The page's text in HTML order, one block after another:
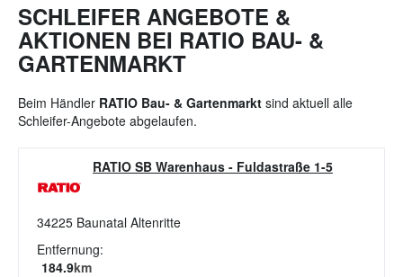
SCHLEIFER ANGEBOTE &
AKTIONEN BEI RATIO BAU- &
GARTENMARKT
Beim Händler RATIO Bau- & Gartenmarkt sind aktuell alle
Schleifer-Angebote abgelaufen.
RATIO SB Warenhaus - Fuldastraße 1-5
34225 Baunatal Altenritte
Entfernung:
184.9km